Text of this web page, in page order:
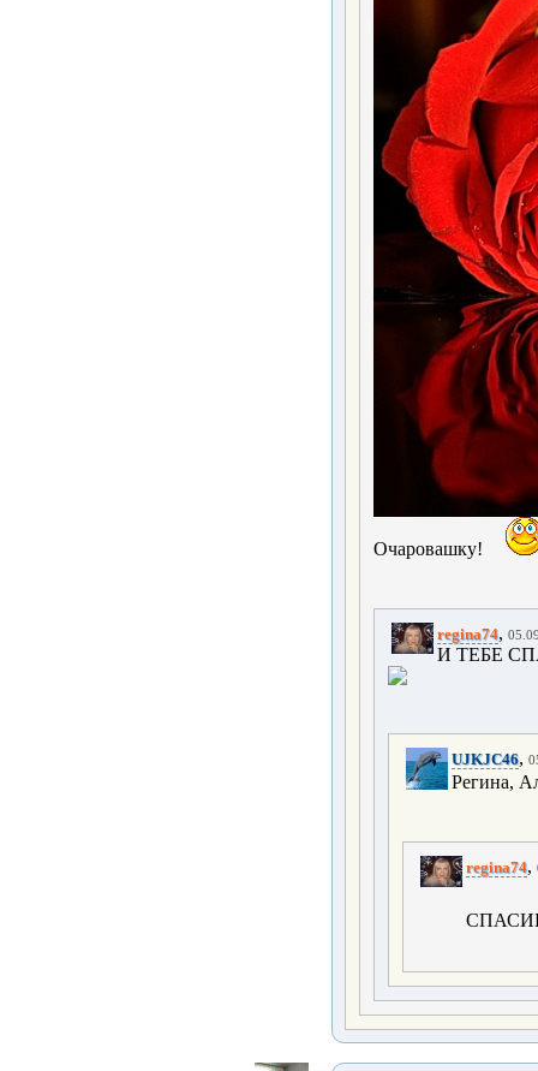
Очаровашку!
regina74,
И ТЕБЕ
UJKJC46,
Регина,
regina74,